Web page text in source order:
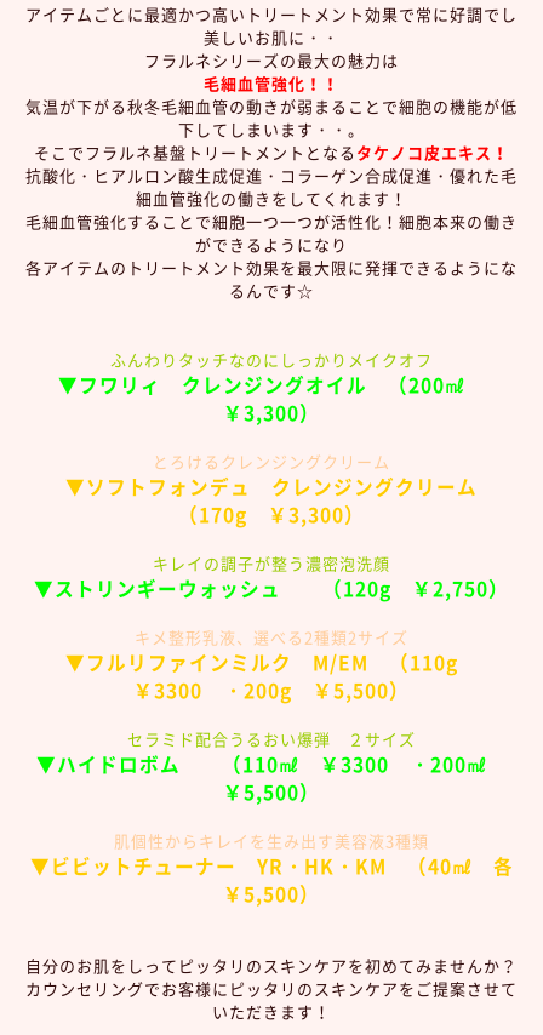
アイテムごとに最適かつ高いトリートメント効果で常に好調でし
美しいお肌に・・
フラルネシリーズの最大の魅力は
毛細血管強化！！
気温が下がる秋冬毛細血管の動きが弱まることで細胞の機能が低
下してしまいます・・。
そこでフラルネ基盤トリートメントとなる タケノコ皮エキス！
抗酸化・ヒアルロン酸生成促進・コラーゲン合成促進・優れた毛
細血管強化の働きをしてくれます！
毛細血管強化することで細胞一つ一つが活性化！細胞本来の働き
ができるようになり
各アイテムのトリートメント効果を最大限に発揮できるようにな
るんです☆
ふんわりタッチなのにしっかりメイクオフ
▼フワリィ クレンジングオイル （200㎖
￥3,300）
とろけるクレンジングクリーム
▼ソフトフォンデュ クレンジングクリーム
（170g ￥3,300）
キレイの調子が整う濃密泡洗顔
▼ストリンギーウォッシュ （120g ￥2,750）
キメ整形乳液、選べる2種類2サイズ
▼フルリファインミルク M/EM （110g
￥3300 ・200g ￥5,500）
セラミド配合うるおい爆弾 ２サイズ
▼ハイドロボム （110㎖ ￥3300 ・200㎖
￥5,500）
肌個性からキレイを生み出す美容液3種類
▼ビビットチューナー YR・HK・KM （40㎖ 各
￥5,500）
自分のお肌をしってピッタリのスキンケアを初めてみませんか？
カウンセリングでお客様にピッタリのスキンケアをご提案させて
いただきます！